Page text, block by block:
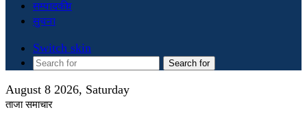
सम्पादकीय
सुचना
Switch skin
Search for
August 8 2026, Saturday
ताजा समाचार